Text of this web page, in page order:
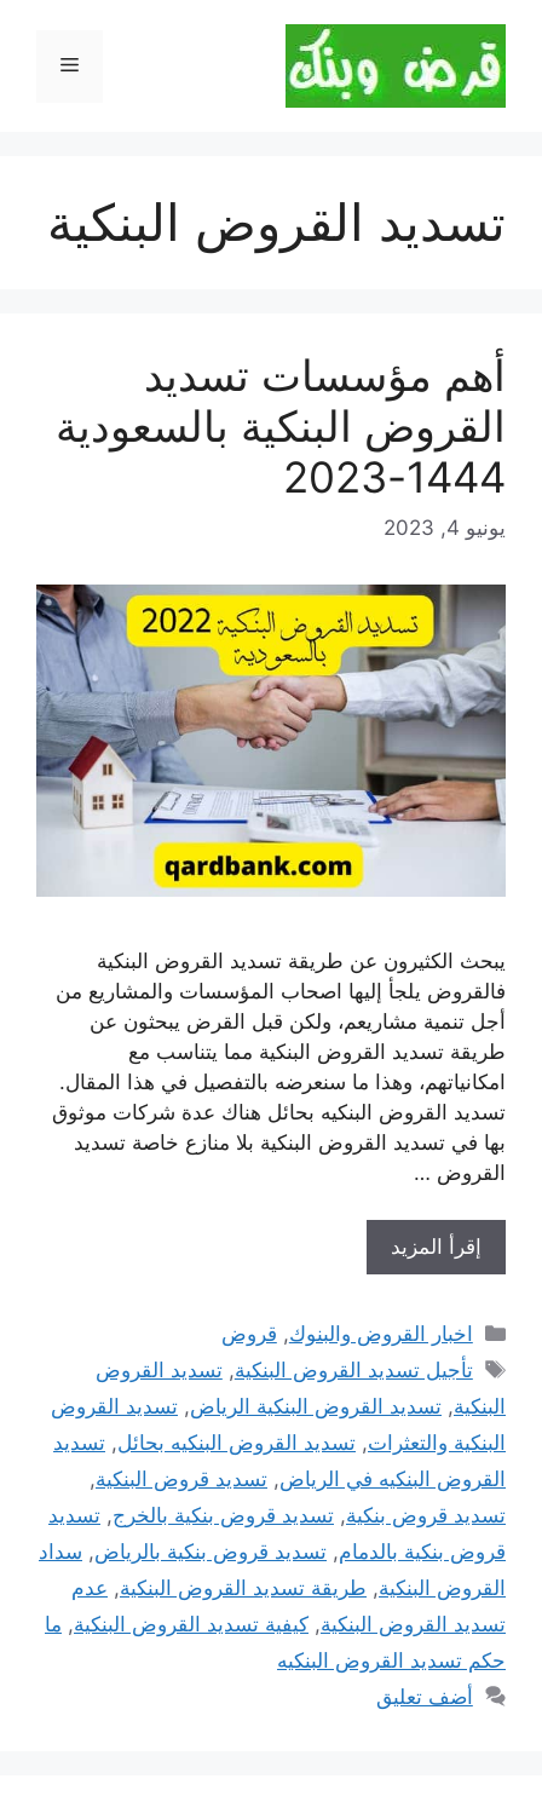
المحتوى
القائمة
تسديد القروض البنكية
أهم مؤسسات تسديد
القروض البنكية بالسعودية
1444-2023
يونيو 4, 2023
يبحث الكثيرون عن طريقة تسديد القروض البنكية
فالقروض يلجأ إليها اصحاب المؤسسات والمشاريع من
أجل تنمية مشاريعم، ولكن قبل القرض يبحثون عن
طريقة تسديد القروض البنكية مما يتناسب مع
امكانياتهم، وهذا ما سنعرضه بالتفصيل في هذا المقال.
تسديد القروض البنكيه بحائل هناك عدة شركات موثوق
بها في تسديد القروض البنكية بلا منازع خاصة تسديد
القروض …
إقرأ المزيد
التصنيفات
اخبار القروض والبنوك, قروض
الوسوم
تأجيل تسديد القروض البنكية,تسديد القروض
البنكية, تسديد القروض البنكية الرياض, تسديد القروض
البنكية والتعثرات, تسديد القروض البنكيه بحائل, تسديد
القروض البنكيه في الرياض, تسديد قروض البنكية,
تسديد قروض بنكية, تسديد قروض بنكية بالخرج, تسديد
قروض بنكية بالدمام, تسديد قروض بنكية بالرياض, سداد
القروض البنكية, طريقة تسديد القروض البنكية, عدم
تسديد القروض البنكية, كيفية تسديد القروض البنكية, ما
حكم تسديد القروض البنكيه
أضف تعليق